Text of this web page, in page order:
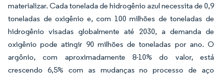
materializar. Cada tonelada de hidrogênio azul necessita de 0,9
toneladas de oxigênio e, com 100 milhões de toneladas de
hidrogênio visadas globalmente até 2030, a demanda de
oxigênio pode atingir 90 milhões de toneladas por ano. O
argônio, com aproximadamente 8-10% do valor, está
crescendo 6,5% com as mudanças no processo de aço